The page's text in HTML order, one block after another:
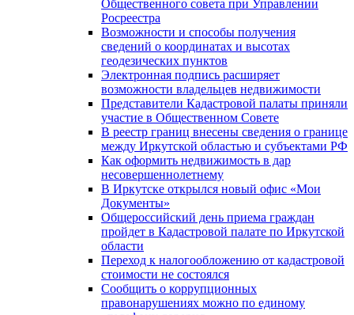
Общественного совета при Управлении
Росреестра
Возможности и способы получения
сведений о координатах и высотах
геодезических пунктов
Электронная подпись расширяет
возможности владельцев недвижимости
Представители Кадастровой палаты приняли
участие в Общественном Совете
В реестр границ внесены сведения о границе
между Иркутской областью и субъектами РФ
Как оформить недвижимость в дар
несовершеннолетнему
В Иркутске открылся новый офис «Мои
Документы»
Общероссийский день приема граждан
пройдет в Кадастровой палате по Иркутской
области
Переход к налогообложению от кадастровой
стоимости не состоялся
Сообщить о коррупционных
правонарушениях можно по единому